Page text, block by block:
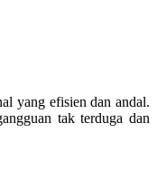
yang efisien dan andal.
tak terduga dan